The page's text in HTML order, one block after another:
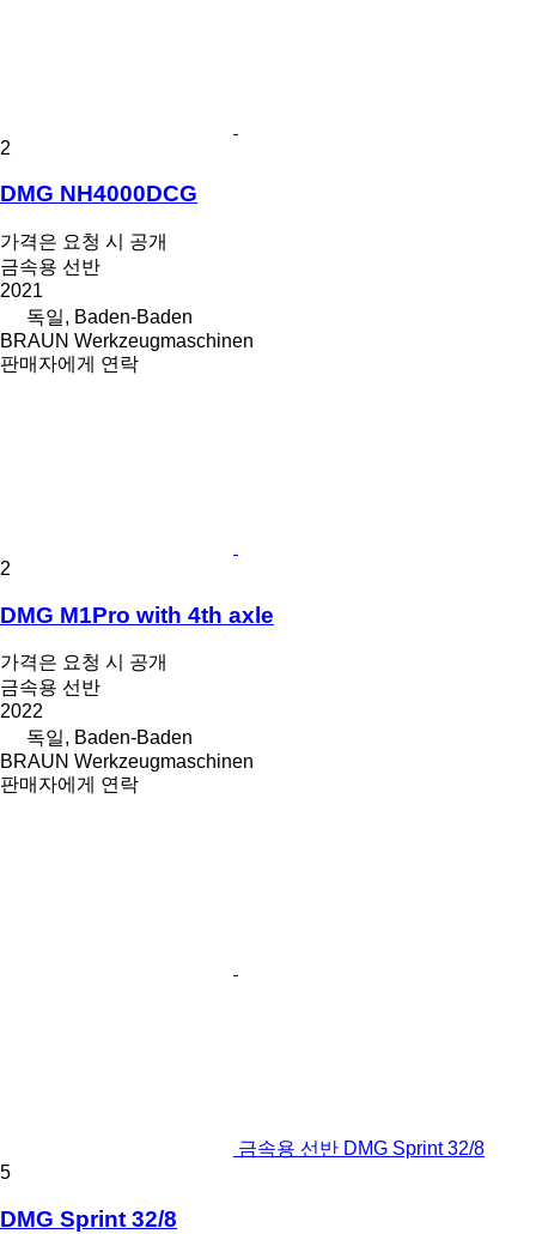
2
DMG NH4000DCG
가격은 요청 시 공개
금속용 선반
2021
독일, Baden-Baden
BRAUN Werkzeugmaschinen
판매자에게 연락
2
DMG M1Pro with 4th axle
가격은 요청 시 공개
금속용 선반
2022
독일, Baden-Baden
BRAUN Werkzeugmaschinen
판매자에게 연락
금속용 선반 DMG Sprint 32/8
5
DMG Sprint 32/8